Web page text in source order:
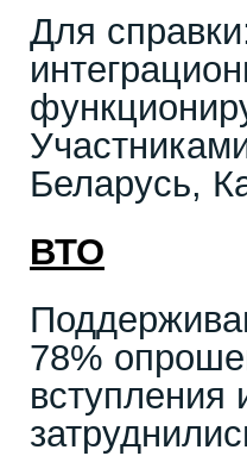
Для
Беларусь,
ВТО
78%
вступления